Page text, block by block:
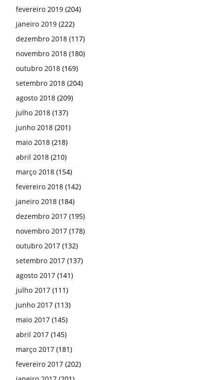
fevereiro 2019 (204)
janeiro 2019 (222)
dezembro 2018 (117)
novembro 2018 (180)
outubro 2018 (169)
setembro 2018 (204)
agosto 2018 (209)
julho 2018 (137)
junho 2018 (201)
maio 2018 (218)
abril 2018 (210)
março 2018 (154)
fevereiro 2018 (142)
janeiro 2018 (184)
dezembro 2017 (195)
novembro 2017 (178)
outubro 2017 (132)
setembro 2017 (137)
agosto 2017 (141)
julho 2017 (111)
junho 2017 (113)
maio 2017 (145)
abril 2017 (145)
março 2017 (181)
fevereiro 2017 (202)